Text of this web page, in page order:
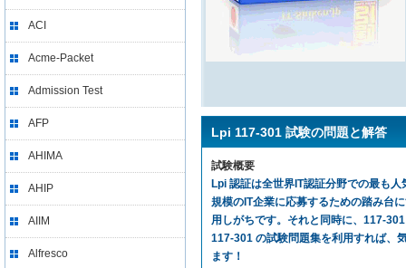
ACI
Acme-Packet
Admission Test
AFP
AHIMA
AHIP
AIIM
Alfresco
Lpi 117-301 試験の問題と解答
試験概要
Lpi 認証は全世界IT認証分野での最も
規模のIT企業に応募するための踏み台
用しがちです。それと同時に、117-
117-301 の試験問題集を利用すれば、
ます！